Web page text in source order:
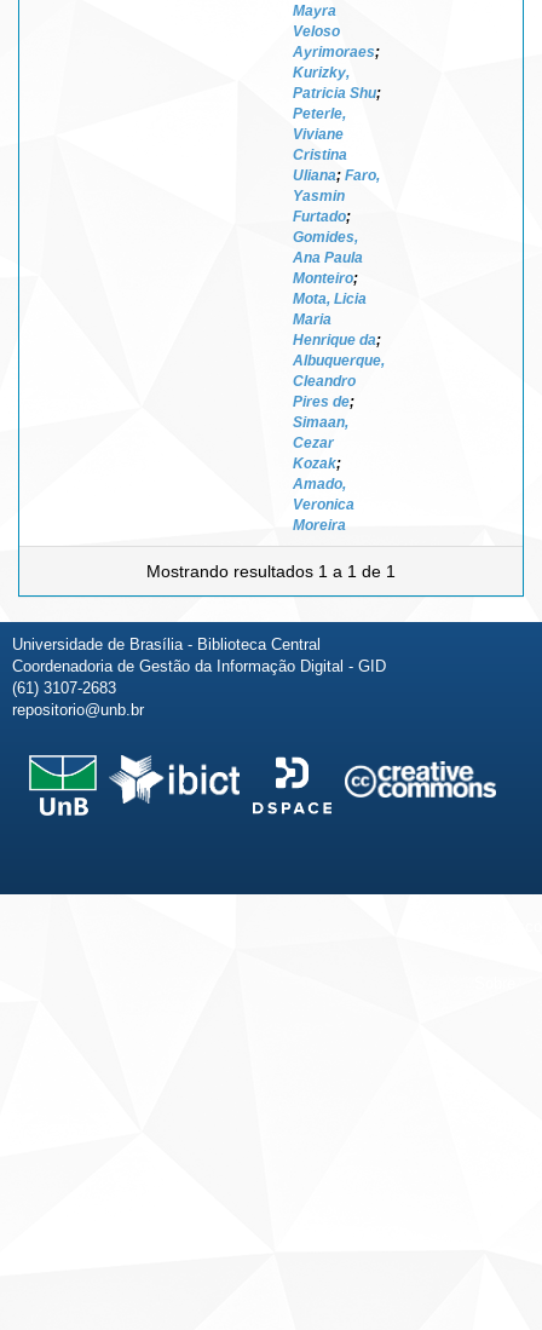
Mayra
Veloso
Ayrimoraes;
Kurizky,
Patricia Shu;
Peterle,
Viviane
Cristina
Uliana; Faro,
Yasmin
Furtado;
Gomides,
Ana Paula
Monteiro;
Mota, Licia
Maria
Henrique da;
Albuquerque,
Cleandro
Pires de;
Simaan,
Cezar
Kozak;
Amado,
Veronica
Moreira
Mostrando resultados 1 a 1 de 1
Universidade de Brasília - Biblioteca Central
Coordenadoria de Gestão da Informação Digital - GID
(61) 3107-2683
repositorio@unb.br